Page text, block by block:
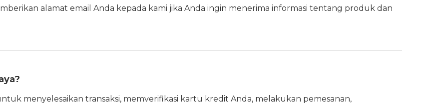
alamat email Anda kepada kami jika Anda ingin menerima informasi tentang produk dan
menyelesaikan transaksi, memverifikasi kartu kredit Anda, melakukan pemesanan,